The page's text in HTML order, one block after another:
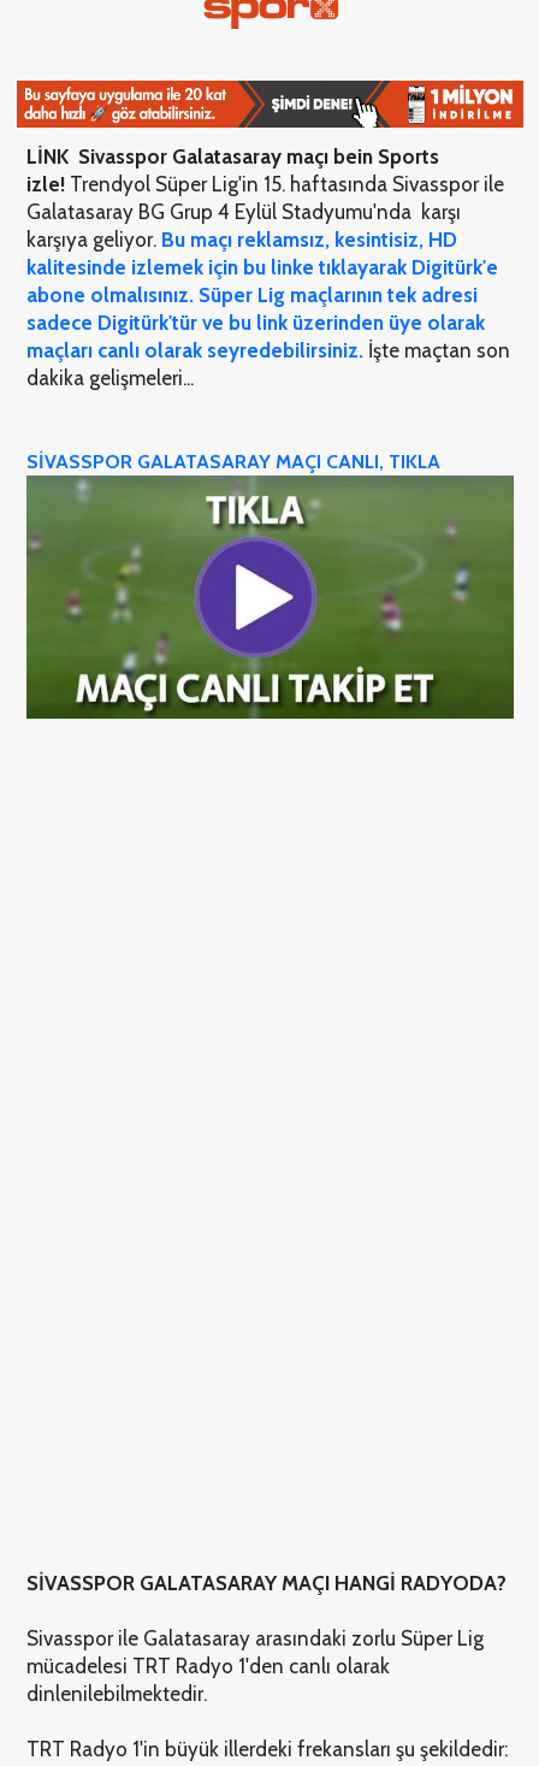
LİNK Sivasspor Galatasaray maçı bein Sports
izle! Trendyol Süper Lig'in 15. haftasında Sivasspor ile
Galatasaray BG Grup 4 Eylül Stadyumu'nda karşı
karşıya geliyor. Bu maçı reklamsız, kesintisiz, HD
kalitesinde izlemek için bu linke tıklayarak Digitürk'e
abone olmalısınız. Süper Lig maçlarının tek adresi
sadece Digitürk'tür ve bu link üzerinden üye olarak
maçları canlı olarak seyredebilirsiniz.İşte maçtan son
dakika gelişmeleri...
SİVASSPOR GALATASARAY MAÇI CANLI, TIKLA
SİVASSPOR GALATASARAY MAÇI HANGİ RADYODA?
Sivasspor ile Galatasaray arasındaki zorlu Süper Lig
mücadelesi TRT Radyo 1'den canlı olarak
dinlenilebilmektedir.
TRT Radyo 1'in büyük illerdeki frekansları şu şekildedir: